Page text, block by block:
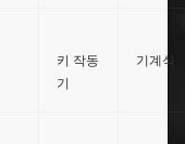
키 작동
기
기계식